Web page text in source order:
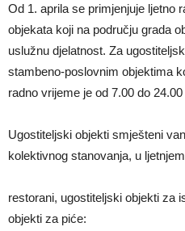
Od 1. aprila se primjenjuje ljetno
objekata koji na području grada
uslužnu djelatnost. Za
stambeno-poslovnim objektima
radno vrijeme je od 7.00 do
Ugostiteljski objekti smješteni
kolektivnog stanovanja, u
restorani, ugostiteljski objekti za
objekti za piće: